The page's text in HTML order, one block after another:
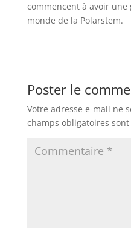
commencent à avoir une
monde de la Polarstem.
Poster le
Votre adresse e-mail ne
champs obligatoires